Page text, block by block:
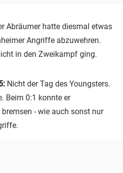
Abräumer hatte diesmal etwas
Angriffe abzuwehren.
in den Zweikampf ging.
Nicht der Tag des Youngsters.
Beim 0:1 konnte er
- wie auch sonst nur